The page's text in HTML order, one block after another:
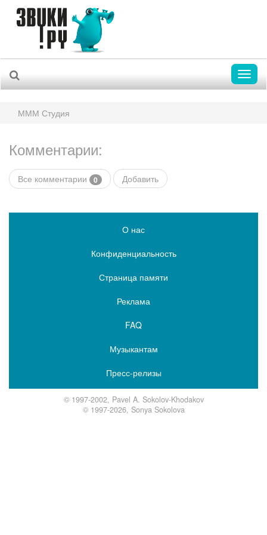
МММ Студия
Комментарии:
Все комментарии 0 Добавить
О нас
Конфиденциальность
Страница памяти
Реклама
FAQ
Музыкантам
Пресс-релизы
© 1997-2002, Pavel A. Sokolov-Khodakov
© 1997-2026, Sonya Sokolova